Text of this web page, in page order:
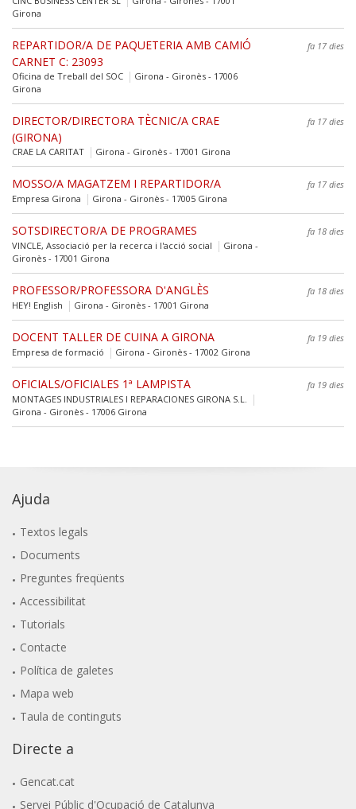
Girona
REPARTIDOR/A DE PAQUETERIA AMB CAMIÓ
CARNET C: 23093
fa 17 dies
Oficina de Treball del SOC
Girona - Gironès - 17006
Girona
DIRECTOR/DIRECTORA TÈCNIC/A CRAE
(GIRONA)
fa 17 dies
CRAE LA CARITAT Girona - Gironès - 17001 Girona
MOSSO/A MAGATZEM I REPARTIDOR/A
fa 17 dies
Empresa Girona
Girona - Gironès - 17005 Girona
SOTSDIRECTOR/A DE PROGRAMES
fa 18 dies
VINCLE, Associació per la recerca i l'acció social
Girona -
Gironès - 17001 Girona
PROFESSOR/PROFESSORA D'ANGLÈS
fa 18 dies
HEY! English
Girona - Gironès - 17001 Girona
DOCENT TALLER DE CUINA A GIRONA
fa 19 dies
Empresa de formació
Girona - Gironès - 17002 Girona
OFICIALS/OFICIALES 1ª LAMPISTA
fa 19 dies
MONTAGES INDUSTRIALES I REPARACIONES GIRONA S.L.
Girona - Gironès - 17006 Girona
Ajuda
Textos legals
Documents
Preguntes freqüents
Accessibilitat
Tutorials
Contacte
Política de galetes
Mapa web
Taula de continguts
Directe a
Gencat.cat
Servei Públic d'Ocupació de Catalunya